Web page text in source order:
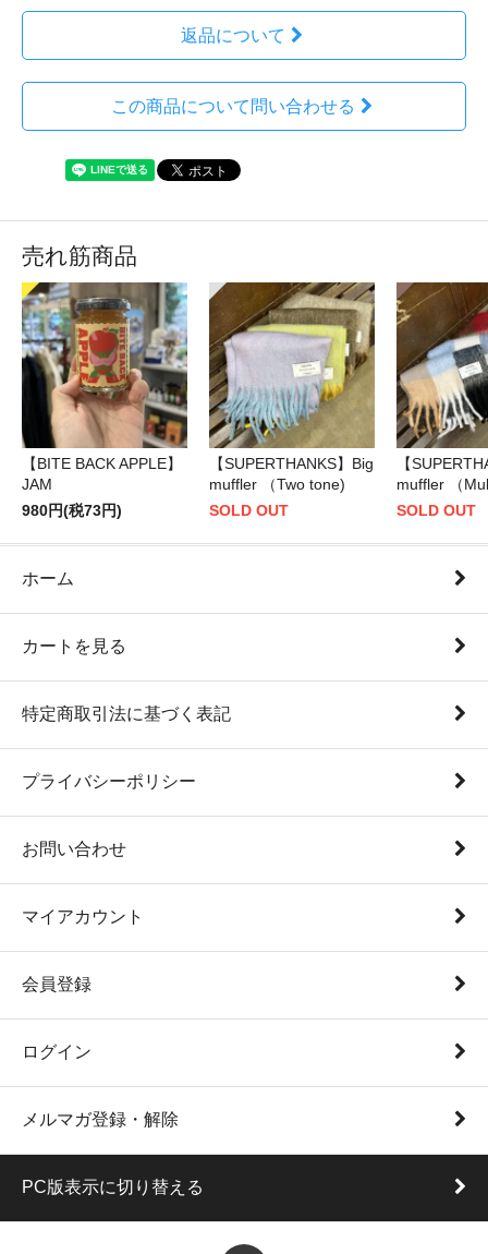
返品について
この商品について問い合わせる
売れ筋商品
【BITE BACK APPLE】
JAM
980円(税73円)
【SUPERTHANKS】Big
muffler （Two tone)
SOLD OUT
【
muffler （
SOLD OUT
ホーム
カートを見る
特定商取引法に基づく表記
プライバシーポリシー
お問い合わせ
マイアカウント
会員登録
ログイン
メルマガ登録・解除
PC版表示に切り替える